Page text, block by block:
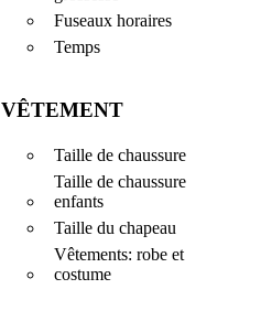
Fuseaux horaires
Temps
VÊTEMENT
Taille de chaussure
Taille de chaussure
enfants
Taille du chapeau
Vêtements: robe et
costume